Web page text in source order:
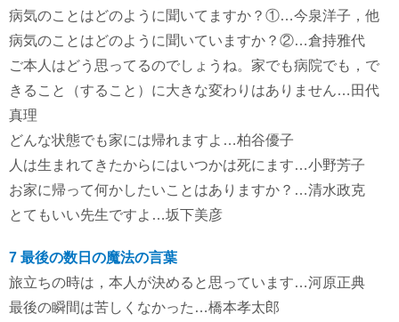
病気のことはどのように聞いてますか？①…今泉洋子，他
病気のことはどのように聞いていますか？②…倉持雅代
ご本人はどう思ってるのでしょうね。家でも病院でも，で
きること（すること）に大きな変わりはありません…田代
真理
どんな状態でも家には帰れますよ…柏谷優子
人は生まれてきたからにはいつかは死にます…小野芳子
お家に帰って何かしたいことはありますか？…清水政克
とてもいい先生ですよ…坂下美彦
7 最後の数日の魔法の言葉
旅立ちの時は，本人が決めると思っています…河原正典
最後の瞬間は苦しくなかった…橋本孝太郎